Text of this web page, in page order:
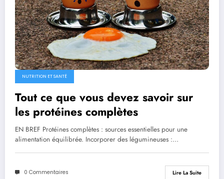
NUTRITION ET SANTÉ
Tout ce que vous devez savoir sur
les protéines complètes
EN BREF Protéines complètes : sources essentielles pour une
alimentation équilibrée. Incorporer des légumineuses :…
0 Commentaires Lire La Suite